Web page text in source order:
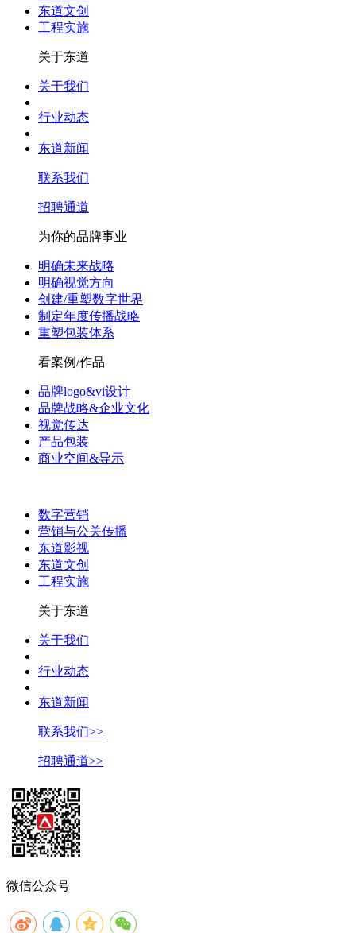
东道文创
工程实施
关于东道
关于我们
行业动态
东道新闻
联系我们
招聘通道
为你的品牌事业
明确未来战略
明确视觉方向
创建/重塑数字世界
制定年度传播战略
重塑包装体系
看案例/作品
品牌logo&vi设计
品牌战略&企业文化
视觉传达
产品包装
商业空间&导示
数字营销
营销与公关传播
东道影视
东道文创
工程实施
关于东道
关于我们
行业动态
东道新闻
联系我们>>
招聘通道>>
微信公众号